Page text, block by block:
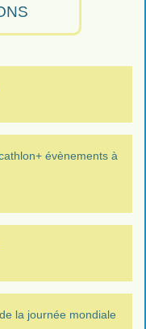
évènements à
la journée mondiale